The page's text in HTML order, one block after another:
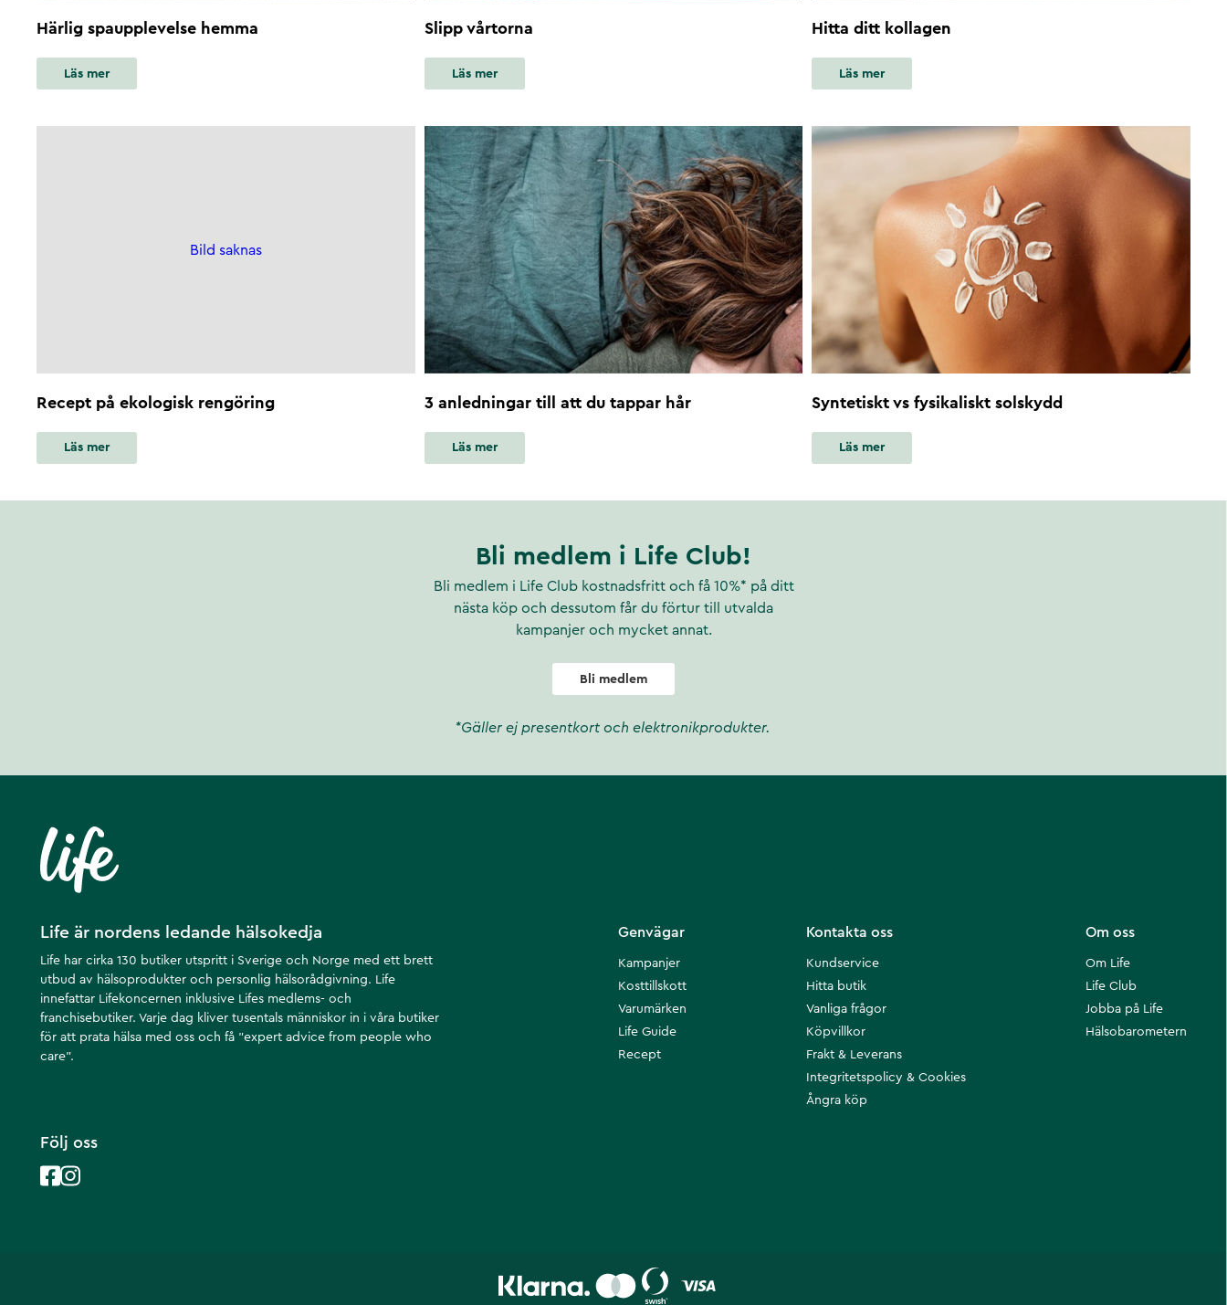
Härlig spaupplevelse hemma
Läs mer
Slipp vårtorna
Läs mer
Hitta ditt kollagen
Läs mer
Bild saknas
Recept på ekologisk rengöring
Läs mer
3 anledningar till att du tappar hår
Läs mer
Syntetiskt vs fysikaliskt solskydd
Läs mer
Bli medlem i Life Club!
Bli medlem i Life Club kostnadsfritt och få 10%* på ditt
nästa köp och dessutom får du förtur till utvalda
kampanjer och mycket annat.
Bli medlem
*Gäller ej presentkort och elektronikprodukter.
Life är nordens ledande hälsokedja
Life har cirka 130 butiker utspritt i Sverige och Norge med ett brett
utbud av hälsoprodukter och personlig hälsorådgivning. Life
innefattar Lifekoncernen inklusive Lifes medlems- och
franchisebutiker. Varje dag kliver tusentals människor in i våra butiker
för att prata hälsa med oss och få ”expert advice from people who
care”.
Om oss
Om Life
Life Club
Jobba på Life
Hälsobarometern
Kontakta oss
Kundservice
Hitta butik
Vanliga frågor
Köpvillkor
Frakt & Leverans
Integritetspolicy & Cookies
Ångra köp
Genvägar
Kampanjer
Kosttillskott
Varumärken
Life Guide
Recept
Följ oss